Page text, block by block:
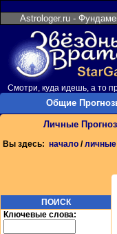
Astrologer.ru -
Смотри, куда идешь, а то
Общие
Личные
Вы здесь: начало /личные
ПОИСК
Ключевые слова: